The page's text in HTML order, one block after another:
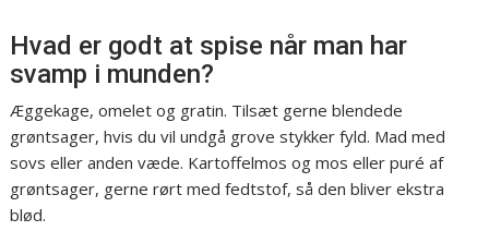
Hvad er godt at spise når man har
svamp i munden?
Æggekage, omelet og gratin. Tilsæt gerne blendede
grøntsager, hvis du vil undgå grove stykker fyld. Mad med
sovs eller anden væde. Kartoffelmos og mos eller puré af
grøntsager, gerne rørt med fedtstof, så den bliver ekstra
blød.